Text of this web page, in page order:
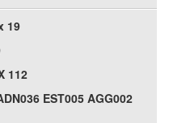
19
112
EST005 AGG002